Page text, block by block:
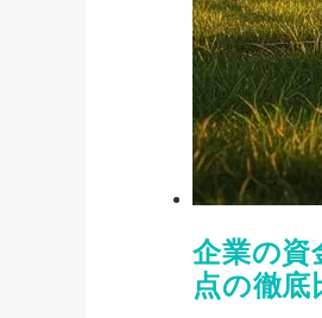
企業の資
点の徹底